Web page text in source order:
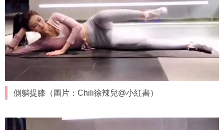
側躺提膝（圖片：Chili徐辣兒@小紅書）